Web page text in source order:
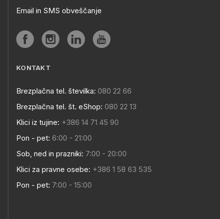
Email in SMS obveščanje
KONTAKT
Brezplačna tel. številka: 080 22 66
Brezplačna tel. št. eShop: 080 22 13
Klici iz tujine: +386 14 71 45 90
Pon - pet: 6:00 - 21:00
Sob, ned in prazniki: 7:00 - 20:00
Klici za pravne osebe: +386 1 58 63 535
Pon - pet: 7:00 - 15:00